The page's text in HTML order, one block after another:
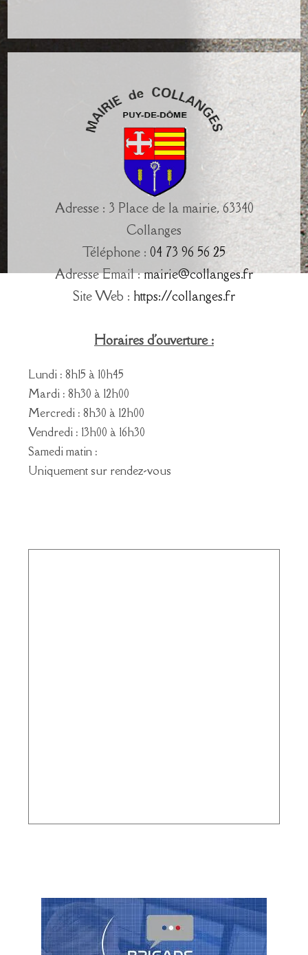
Adresse : 3 Place de la mairie, 63340
Collanges
Téléphone : 04 73 96 56 25
Adresse Email :mairie@collanges.fr
Site Web : https://collanges.fr
Horaires d'ouverture :
Lundi : 8h15 à 10h45
Mardi : 8h30 à 12h00
Mercredi : 8h30 à 12h00
Vendredi : 13h00 à 16h30
Samedi matin :
Uniquement sur rendez-vous